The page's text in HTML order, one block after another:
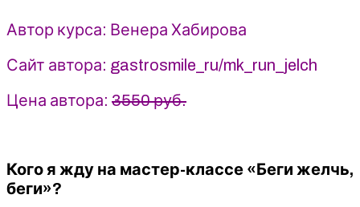
желчном»
2022
-
Венера
Хабирова
Автор курса: Венера Хабирова
Сайт автора: gastrosmile_ru/mk_run_jelch
Цена автора: 3550 руб.
Кого я жду на мастер-классе «Беги желчь,
беги»?